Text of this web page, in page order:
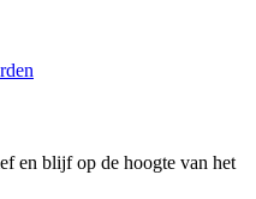
en blijf op de hoogte van het